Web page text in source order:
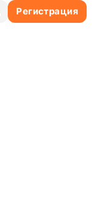
Регистрация